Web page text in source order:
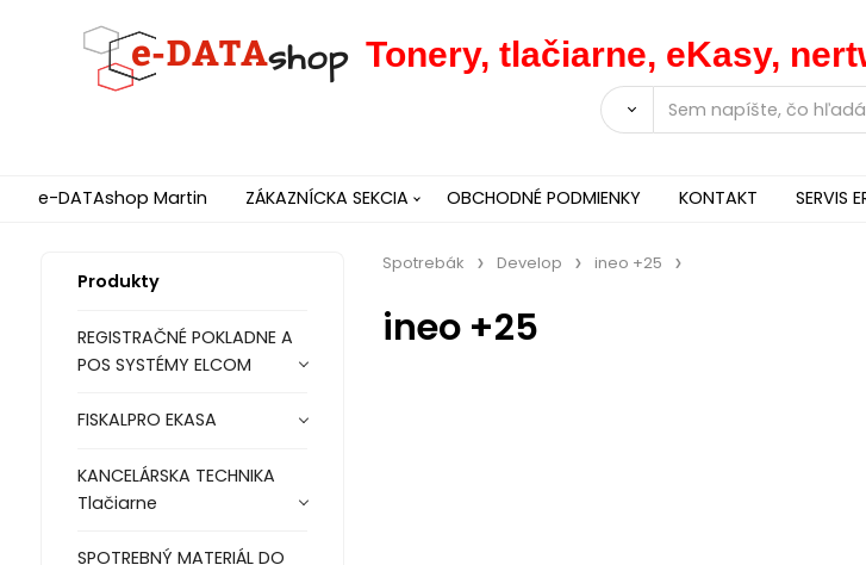
Tonery, tlačiarne, eKasy,
e-DATAshop Martin ZÁKAZNÍCKA SEKCIA OBCHODNÉ PODMIENKY KONTAKT SERVIS
Produkty
REGISTRAČNÉ POKLADNE A
POS SYSTÉMY ELCOM
FISKALPRO EKASA
KANCELÁRSKA TECHNIKA
Tlačiarne
SPOTREBNÝ MATERIÁL DO
Spotrebák Develop ineo +25
ineo +25